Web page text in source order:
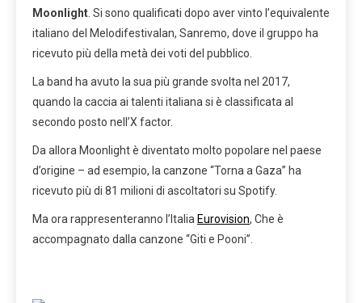
Moonlight . Si sono qualificati dopo aver vinto l’equivalente
italiano del Melodifestivalan, Sanremo, dove il gruppo ha
ricevuto più della metà dei voti del pubblico.
La band ha avuto la sua più grande svolta nel 2017,
quando la caccia ai talenti italiana si è classificata al
secondo posto nell’X factor.
Da allora Moonlight è diventato molto popolare nel paese
d’origine – ad esempio, la canzone “Torna a Gaza” ha
ricevuto più di 81 milioni di ascoltatori su Spotify.
Ma ora rappresenteranno l’Italia Eurovision, Che è
accompagnato dalla canzone “Giti e Pooni”.